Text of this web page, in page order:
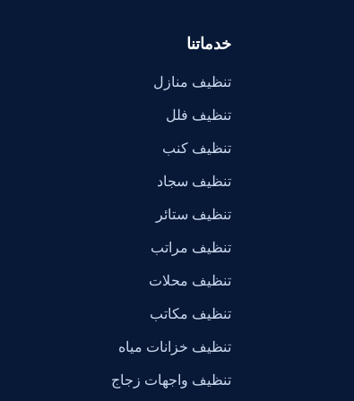
خدماتنا
تنظيف منازل
تنظيف فلل
تنظيف كنب
تنظيف سجاد
تنظيف ستائر
تنظيف مراتب
تنظيف محلات
تنظيف مكاتب
تنظيف خزانات مياه
تنظيف واجهات زجاج